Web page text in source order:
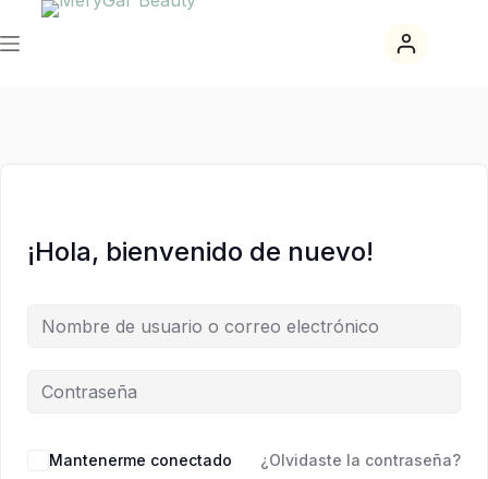
Saltar
al
Saltar
al
¡Hola, bienvenido de nuevo!
Mantenerme conectado ¿Olvidaste la contraseña?